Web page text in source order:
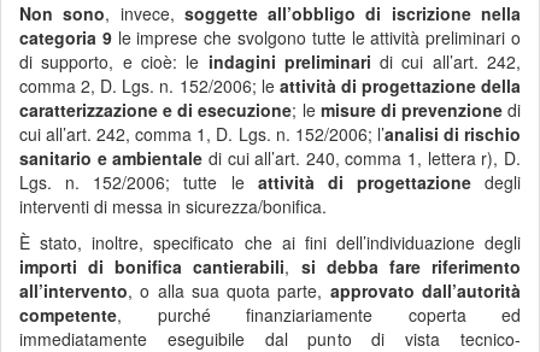
Non sono, invece, soggette all’obbligo di iscrizione nella
categoria 9le imprese che svolgono tutte le attività preliminari o
di supporto, e cioè: le indagini preliminari di cui all’art. 242,
comma 2, D. Lgs. n. 152/2006; le attività di progettazione della
caratterizzazione e di esecuzione; le misure di prevenzionedi
cui all’art. 242, comma 1, D. Lgs. n. 152/2006; l’analisi di rischio
sanitario e ambientale di cui all’art. 240, comma 1, lettera r), D.
Lgs. n. 152/2006; tutte le attività di progettazionedegli
interventi di messa in sicurezza/bonifica.
È stato, inoltre, specificato che ai fini dell’individuazione degli
importi di bonifica cantierabili, si debba fare riferimento
all’intervento, o alla sua quota parte, approvato dall’autorità
competente, purché finanziariamente coperta ed
immediatamente eseguibile dal punto di vista tecnico-